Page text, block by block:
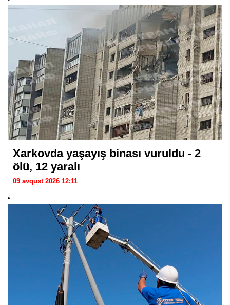
Xarkovda yaşayış binası vuruldu - 2
ölü, 12 yaralı
09 avqust 2026 12:11